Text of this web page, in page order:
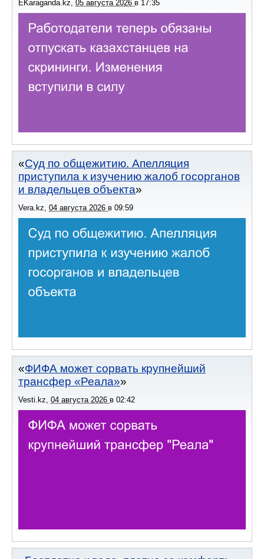
EKaraganda.kz, 05 августа 2026 в 17:35
Суд по общежитию. Апелляция
приступила к изучению жалоб госорганов
и владельцев объекта
Vera.kz 04 августа 2026 в 09:59
ФИФА может сорвать крупнейший
трансфер «Реала»
Vesti.kz 04 августа 2026 в 02:42